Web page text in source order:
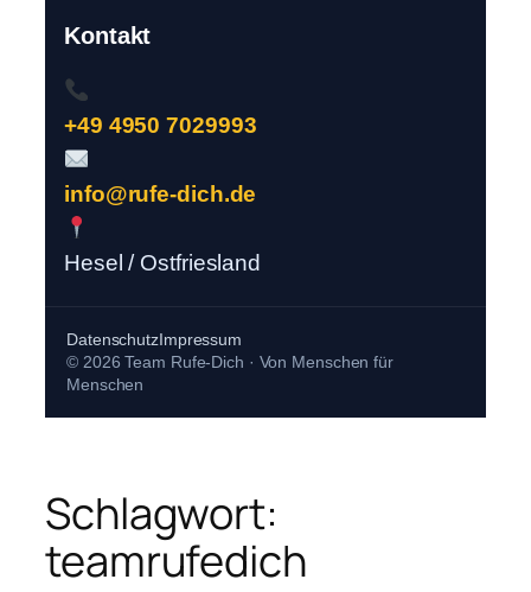
Kontakt
+49 4950 7029993
info@rufe-dich.de
Hesel / Ostfriesland
DatenschutzImpressum
© 2026 Team Rufe-Dich · Von Menschen für
Menschen
Schlagwort:
teamrufedich